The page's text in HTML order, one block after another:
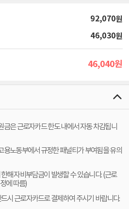
92,070원
46,030원
46,040원
금은 근로자카드 한도 내에서 자동 차감됩니
용노동부에서 규정한 패널티가 부여됨을 유의
해 자비부담금이 발생할 수 있습니다. (근로
에 따름)
시 근로자카드로 결제하여 주시기 바랍니다.